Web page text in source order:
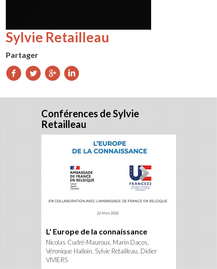
Sylvie Retailleau
Partager
Partager
Facebook
Partager
Twitter
Partager
Google+
LinkedIn
Conférences de Sylvie
Retailleau
L' Europe de la connaissance
Nicolas Cudré-Mauroux, Marin Dacos,
Véronique Halloin, Sylvie Retailleau, Didier
VIVIERS